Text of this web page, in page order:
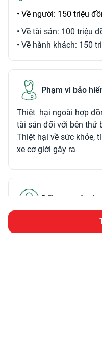
• Về người: 150 triệu
• Về tài sản: 100 triệu
• Về hành khách: 150
Phạm vi bảo
Thiệt hại ngoài hợp
tài sản đối với bên thứ
Thiệt hại về sức khỏe,
xe cơ giới gây ra
Đối tượng áp
Chủ xe cơ giới tham
lãnh thổ nước Việt Nam